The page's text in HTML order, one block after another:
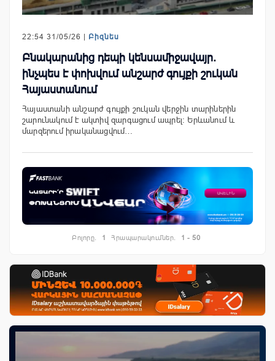
22:54 31/05/26 | Բիզնես
Բնակարանից դեպի կենսամիջավայր.
ինչպես է փոխվում անշարժ գույքի շուկան
Հայաստանում
Հայաստանի անշարժ գույքի շուկան վերջին տարիներին
շարունակում է ակտիվ զարգացում ապրել։ Երևանում և
մարզերում իրականացվում…
Բոլորը. 1 Հրապարակումներ. 1 - 50